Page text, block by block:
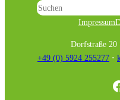
Suchen
Impressum
Dorfstraße 20
+49 (0) 5924 255277 ·